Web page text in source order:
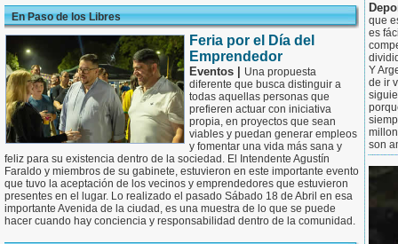
En Paso de los Libres
Feria por el Día del
Emprendedor
Eventos |
Una propuesta
diferente que busca distinguir a
todas aquellas personas que
prefieren actuar con iniciativa
propia, en proyectos que sean
viables y puedan generar empleos
y fomentar una vida más sana y
feliz para su existencia dentro de la sociedad. El Intendente Agustín
Faraldo y miembros de su gabinete, estuvieron en este importante evento
que tuvo la aceptación de los vecinos y emprendedores que estuvieron
presentes en el lugar. Lo realizado el pasado Sábado 18 de Abril en esa
importante Avenida de la ciudad, es una muestra de lo que se puede
hacer cuando hay conciencia y responsabilidad dentro de la comunidad.
que
es
Y
de ir
son